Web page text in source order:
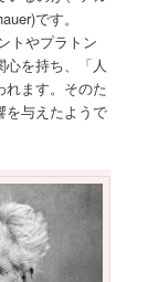
です。
トやプラトン
を持ち、「人
れます。そのた
を与えたようで